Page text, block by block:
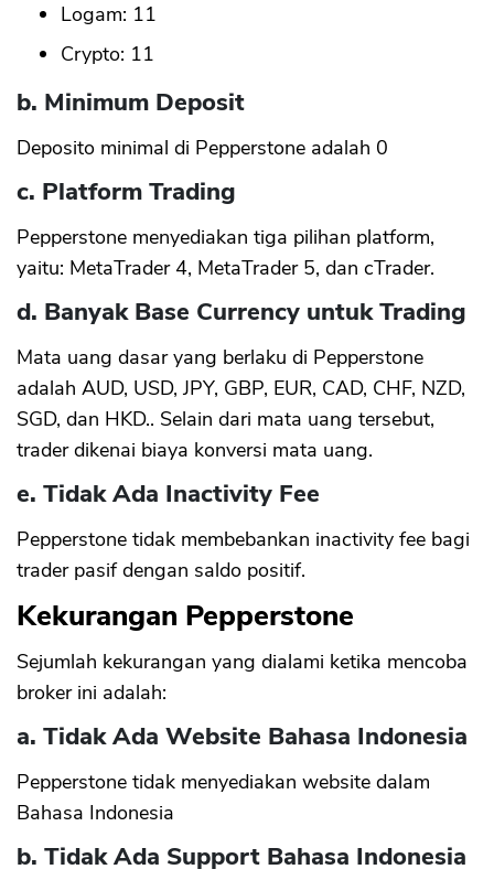
Logam: 11
Crypto: 11
b. Minimum Deposit
Deposito minimal di Pepperstone adalah 0
c. Platform Trading
Pepperstone menyediakan tiga pilihan platform,
yaitu: MetaTrader 4, MetaTrader 5, dan cTrader.
d. Banyak Base Currency untuk Trading
Mata uang dasar yang berlaku di Pepperstone
adalah AUD, USD, JPY, GBP, EUR, CAD, CHF, NZD,
SGD, dan HKD.. Selain dari mata uang tersebut,
trader dikenai biaya konversi mata uang.
e. Tidak Ada Inactivity Fee
Pepperstone tidak membebankan inactivity fee bagi
trader pasif dengan saldo positif.
Kekurangan Pepperstone
Sejumlah kekurangan yang dialami ketika mencoba
broker ini adalah:
a. Tidak Ada Website Bahasa Indonesia
Pepperstone tidak menyediakan website dalam
Bahasa Indonesia
b. Tidak Ada Support Bahasa Indonesia